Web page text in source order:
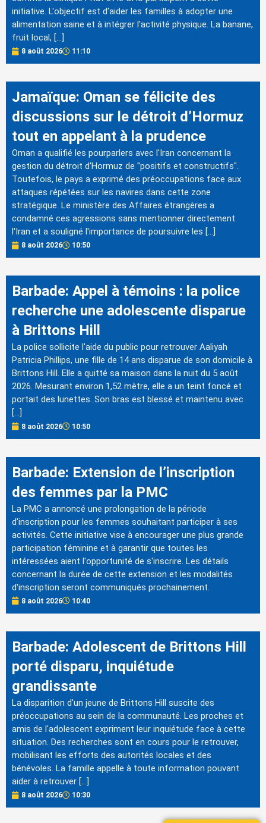
initiative. L'objectif est d'aider les familles à adopter une
alimentation saine et à intégrer l'activité physique. La banane,
fruit local, […]
8 août 2026 11:10
Jamaïque: Oman se félicite des
discussions sur le détroit d’Hormuz
tout en appelant à la prudence
Oman a qualifié les pourparlers avec l'Iran concernant la
gestion du détroit d'Hormuz de "positifs et constructifs".
Toutefois, le pays a exprimé des préoccupations face aux
attaques répétées sur les navires dans cette zone
stratégique. Le ministère des Affaires étrangères a
condamné ces agressions sans mentionner directement
l'Iran et a souligné l'importance de poursuivre les […]
8 août 2026 10:50
Barbade: Appel à témoins : la police
recherche une adolescente disparue
à Brittons Hill
La police sollicite l'aide du public pour retrouver Aaliyah
Patricia Phillips, une fille de 14 ans disparue de son domicile à
Brittons Hill. Elle a quitté sa maison dans la nuit du 5 août
2026. Mesurant environ 1,52 mètre, elle a un teint foncé et
portait des lunettes. Son bras est blessé et maintenu avec
[…]
8 août 2026 10:50
Barbade: Extension de l’inscription
des femmes par la PMC
La PMC a annoncé une prolongation de la période
d'inscription pour les femmes souhaitant participer à ses
activités. Cette initiative vise à encourager une plus grande
participation féminine et à garantir que toutes les
intéressées aient l'opportunité de s'inscrire. Les détails
concernant la durée de cette extension et les modalités
d'inscription seront communiqués prochainement.
8 août 2026 10:40
Barbade: Adolescent de Brittons Hill
porté disparu, inquiétude
grandissante
La disparition d'un jeune de Brittons Hill suscite des
préoccupations au sein de la communauté. Les proches et
amis de l'adolescent expriment leur inquiétude face à cette
situation. Des recherches sont en cours pour le retrouver,
mobilisant les efforts des autorités locales et des
bénévoles. La famille appelle à toute information pouvant
aider à retrouver […]
8 août 2026 10:30